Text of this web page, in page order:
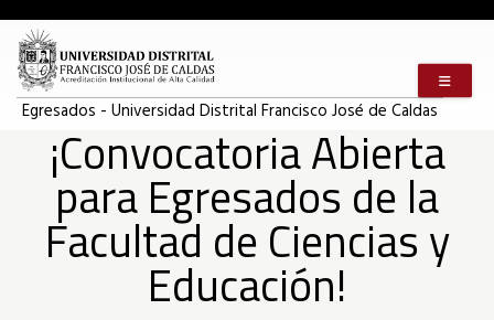
Egresados - Universidad Distrital Francisco José de Caldas
¡Convocatoria Abierta
para Egresados de la
Facultad de Ciencias y
Educación!
Buscar:
Servicios
Ningún dato
disponible en
esta tabla
Mostrando
registros